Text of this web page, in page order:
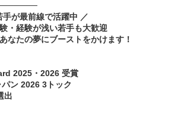
が最前線で活躍中 ／
・経験が浅い若手も大歓迎
なたの夢にブーストをかけます！
2025・2026 受賞
パン 2026 3トック
出